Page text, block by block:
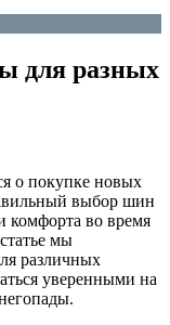
для разных
о покупке новых
выбор шин
комфорта во время
мы
различных
уверенными на